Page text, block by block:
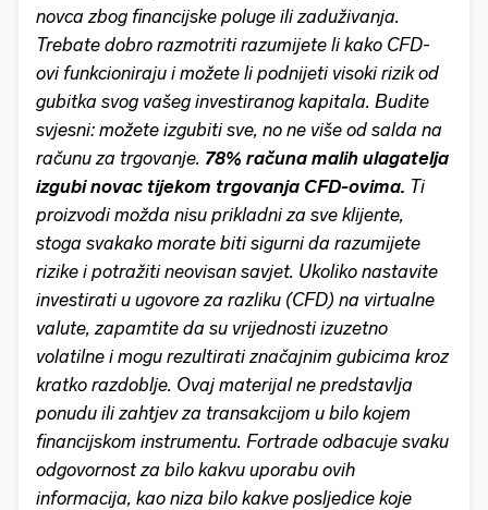
novca zbog financijske poluge ili zaduživanja.
Trebate dobro razmotriti razumijete li kako CFD-
ovi funkcioniraju i možete li podnijeti visoki rizik od
gubitka svog vašeg investiranog kapitala. Budite
svjesni: možete izgubiti sve, no ne više od salda na
računu za trgovanje. 78% računa malih ulagatelja
izgubi novac tijekom trgovanja CFD-ovima. Ti
proizvodi možda nisu prikladni za sve klijente,
stoga svakako morate biti sigurni da razumijete
rizike i potražiti neovisan savjet. Ukoliko nastavite
investirati u ugovore za razliku (CFD) na virtualne
valute, zapamtite da su vrijednosti izuzetno
volatilne i mogu rezultirati značajnim gubicima kroz
kratko razdoblje. Ovaj materijal ne predstavlja
ponudu ili zahtjev za transakcijom u bilo kojem
financijskom instrumentu. Fortrade odbacuje svaku
odgovornost za bilo kakvu uporabu ovih
informacija, kao niza bilo kakve posljedice koje